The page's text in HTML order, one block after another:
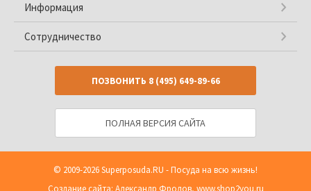
Информация
Сотрудничество
ПОЗВОНИТЬ 8 (495) 649-89-66
ПОЛНАЯ ВЕРСИЯ САЙТА
© 2009-2026Superposuda.RU - Посуда на всю жизнь!
Создание сайта: Александр Фролов, www.shop2you.ru